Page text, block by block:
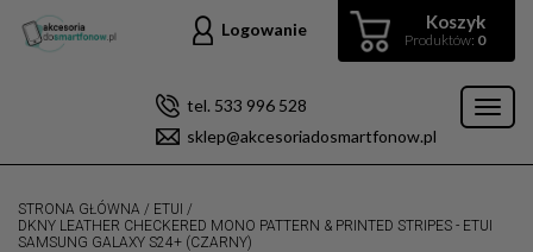
Koszyk
Produktów: 0
Logowanie
tel. 533 996 528
sklep@akcesoriadosmartfonow.pl
STRONA GŁÓWNA / ETUI /
DKNY LEATHER CHECKERED MONO PATTERN & PRINTED STRIPES - ETUI
SAMSUNG GALAXY S24+ (CZARNY)